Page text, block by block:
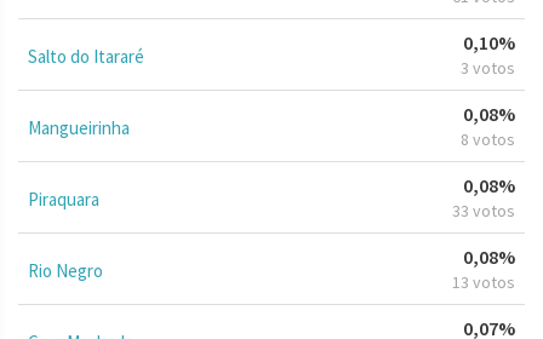
Salto do Itararé
0,10%
3 votos
Mangueirinha
0,08%
8 votos
Piraquara
0,08%
33 votos
Rio Negro
0,08%
13 votos
0,07%